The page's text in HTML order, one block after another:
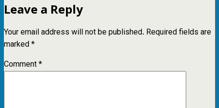
Leave a Reply
Your email address will not be published. Required fields are
marked*
Comment*